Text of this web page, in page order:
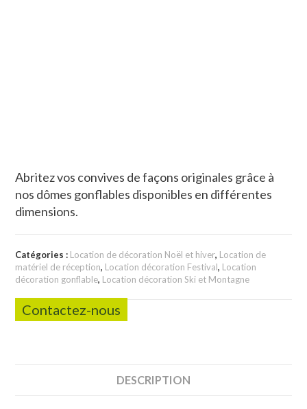
Abritez vos convives de façons originales grâce à
nos dômes gonflables disponibles en différentes
dimensions.
Catégories : Location de décoration Noël et hiver, Location de
matériel de réception, Location décoration Festival, Location
décoration gonflable, Location décoration Ski et Montagne
Contactez-nous
DESCRIPTION